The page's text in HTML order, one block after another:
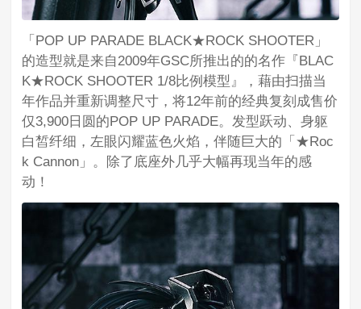
「POP UP PARADE BLACK★ROCK SHOOTER」
的造型就是来自2009年GSC所推出的的名作『BLAC
K★ROCK SHOOTER 1/8比例模型』，藉由扫描当
年作品并重新调整尺寸，将12年前的经典复刻成售价
仅3,900日圆的POP UP PARADE。发型跃动、身躯
白皙纤细，左眼闪耀蓝色火焰，伴随巨大的「★Roc
k Cannon」。除了底座外几乎大幅再现当年的感
动！